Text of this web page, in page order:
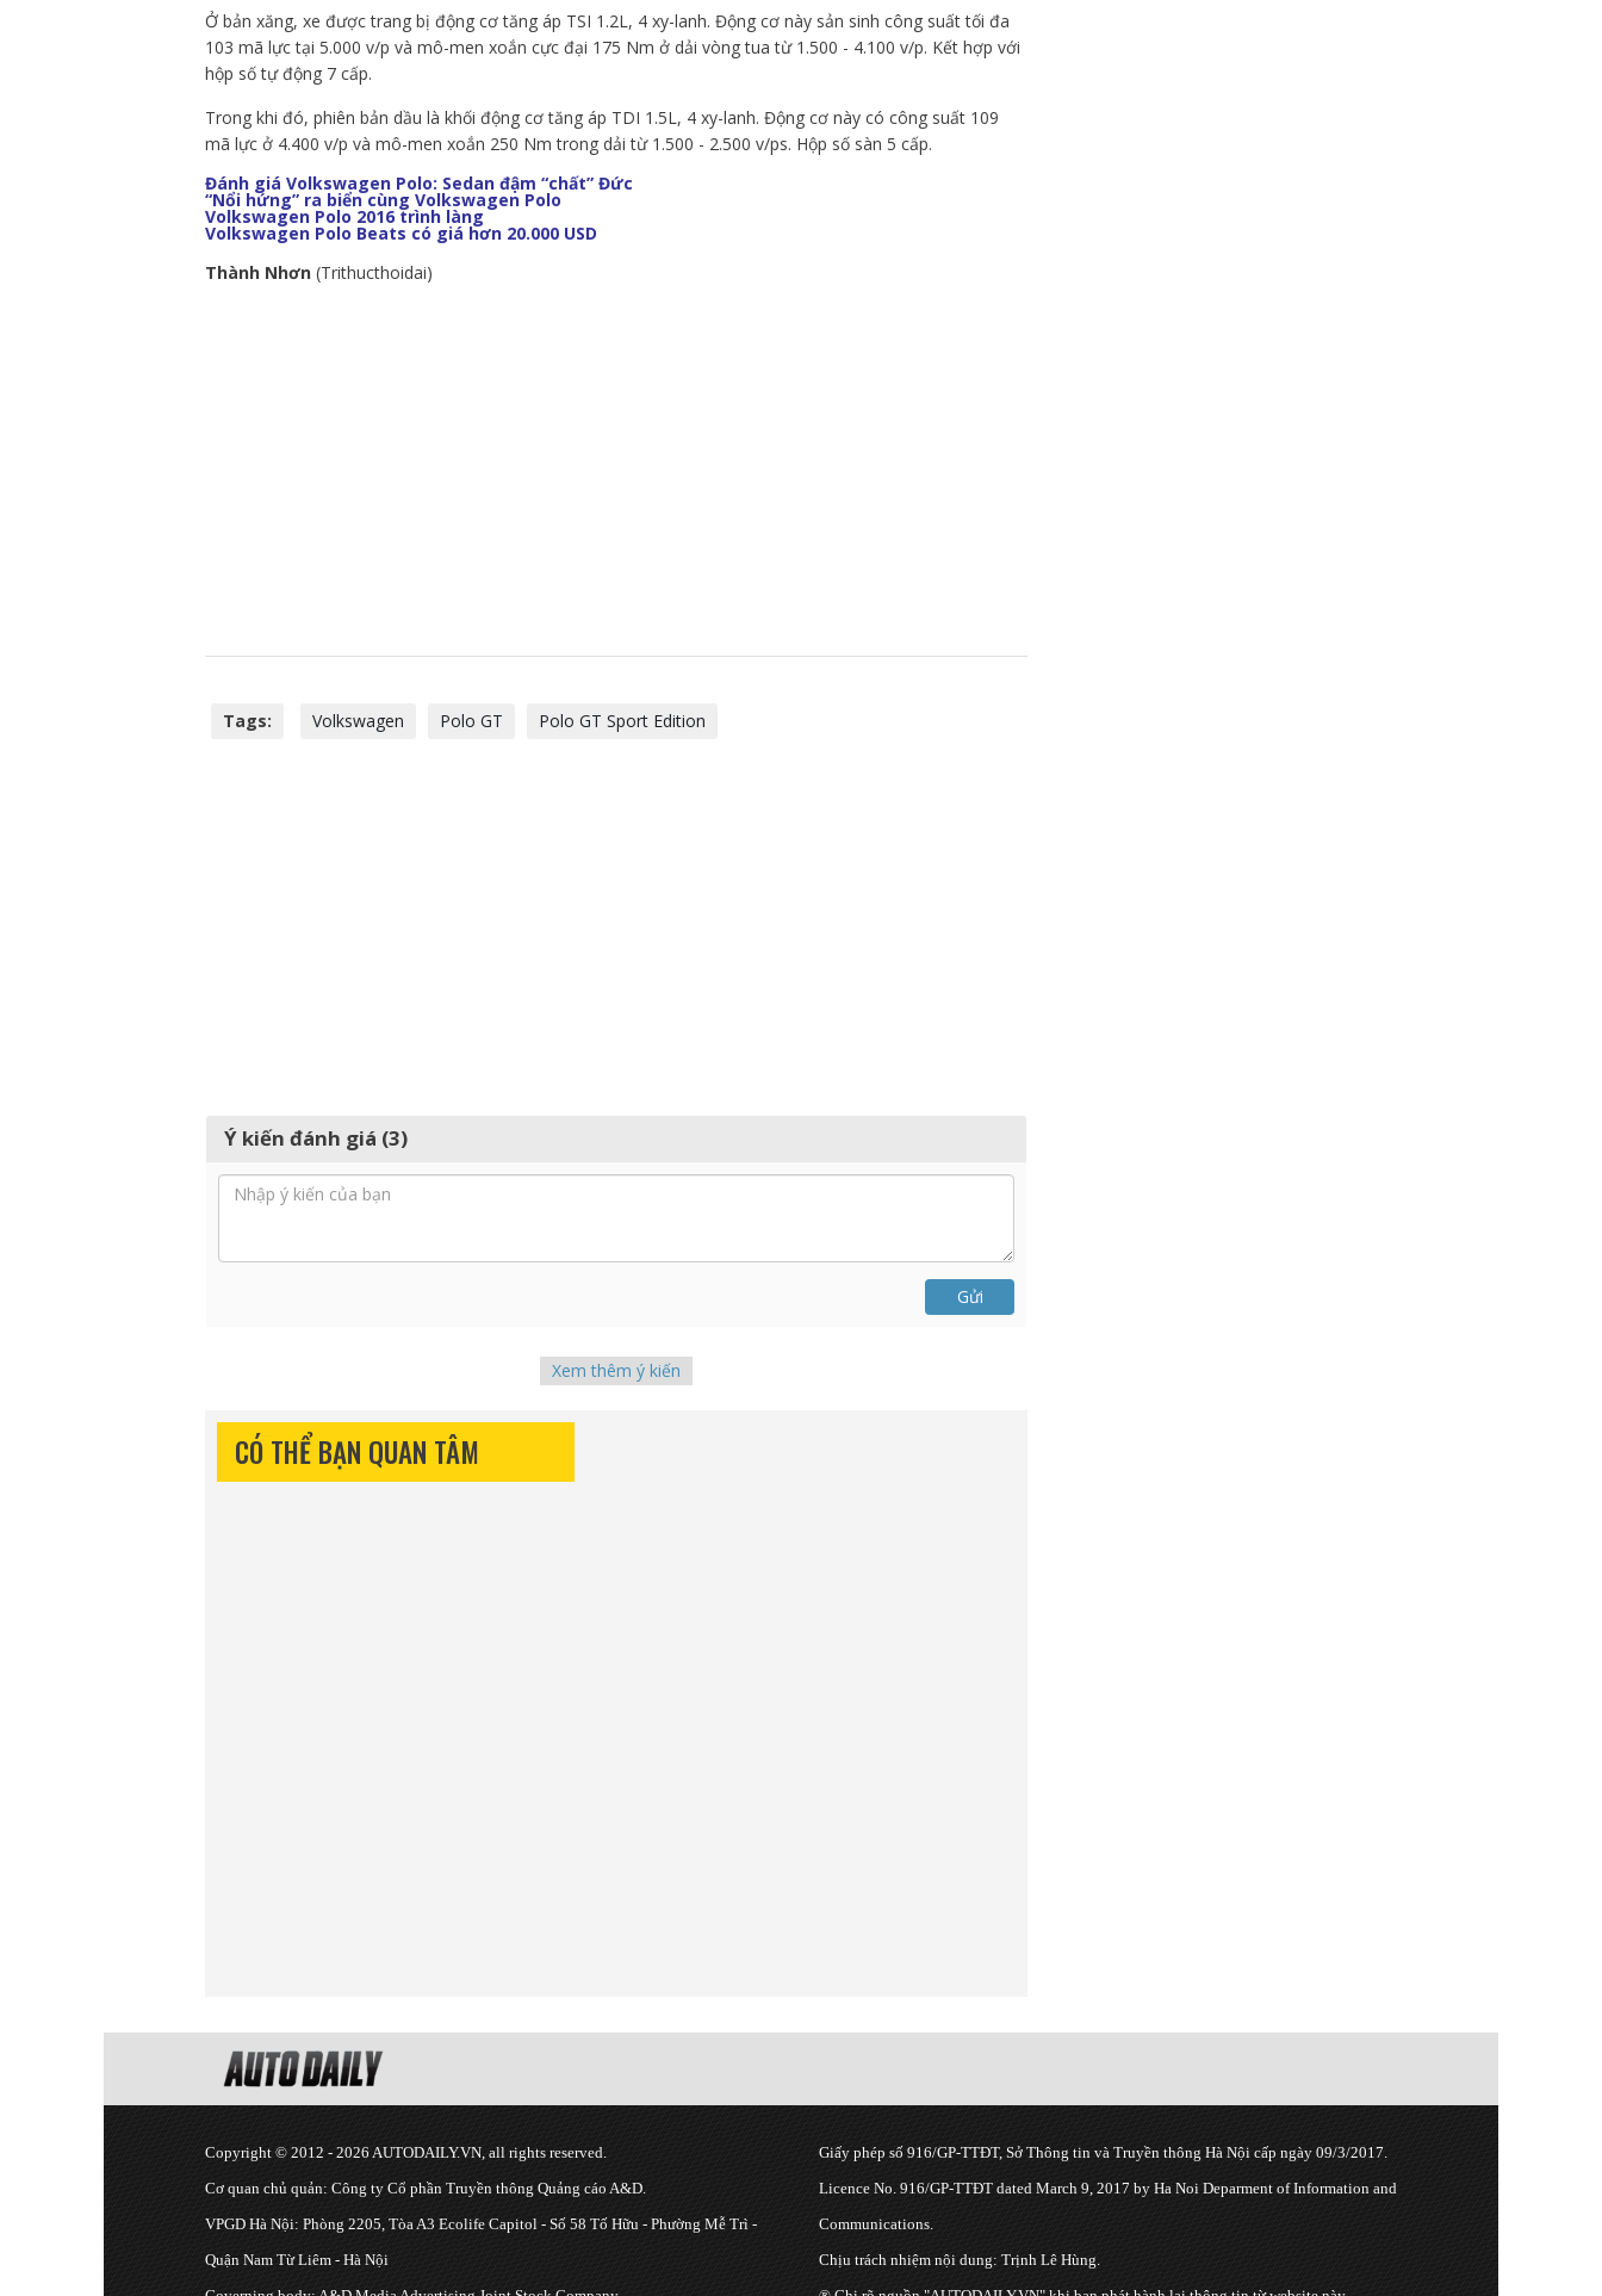
Ở bản xăng, xe được trang bị động cơ tăng áp TSI 1.2L, 4 xy-lanh. Động cơ này sản sinh công suất tối đa
103 mã lực tại 5.000 v/p và mô-men xoắn cực đại 175 Nm ở dải vòng tua từ 1.500 - 4.100 v/p. Kết hợp với
hộp số tự động 7 cấp.
Trong khi đó, phiên bản dầu là khối động cơ tăng áp TDI 1.5L, 4 xy-lanh. Động cơ này có công suất 109
mã lực ở 4.400 v/p và mô-men xoắn 250 Nm trong dải từ 1.500 - 2.500 v/ps. Hộp số sàn 5 cấp.
Đánh giá Volkswagen Polo: Sedan đậm “chất” Đức
“Nổi hứng” ra biển cùng Volkswagen Polo
Volkswagen Polo 2016 trình làng
Volkswagen Polo Beats có giá hơn 20.000 USD
Thành Nhơn (Trithucthoidai)
Tags: Volkswagen Polo GT Polo GT Sport Edition
Ý kiến đánh giá (3)
Gửi
Xem thêm ý kiến
CÓ THỂ BẠN QUAN TÂM
Copyright © 2012 - 2026 AUTODAILY.VN, all rights reserved.
Cơ quan chủ quản: Công ty Cổ phần Truyền thông Quảng cáo A&D.
VPGD Hà Nội: Phòng 2205, Tòa A3 Ecolife Capitol - Số 58 Tố Hữu - Phường Mễ Trì -
Quận Nam Từ Liêm - Hà Nội
Giấy phép số 916/GP-TTĐT, Sở Thông tin và Truyền thông Hà Nội cấp ngày 09/3/2017.
Licence No. 916/GP-TTĐT dated March 9, 2017 by Ha Noi Deparment of Information and
Communications.
Chịu trách nhiệm nội dung: Trịnh Lê Hùng.